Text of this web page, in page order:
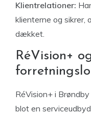
Klientrelationer:
klienterne og
dækket.
RéVision+
RéVision+ i
blot en